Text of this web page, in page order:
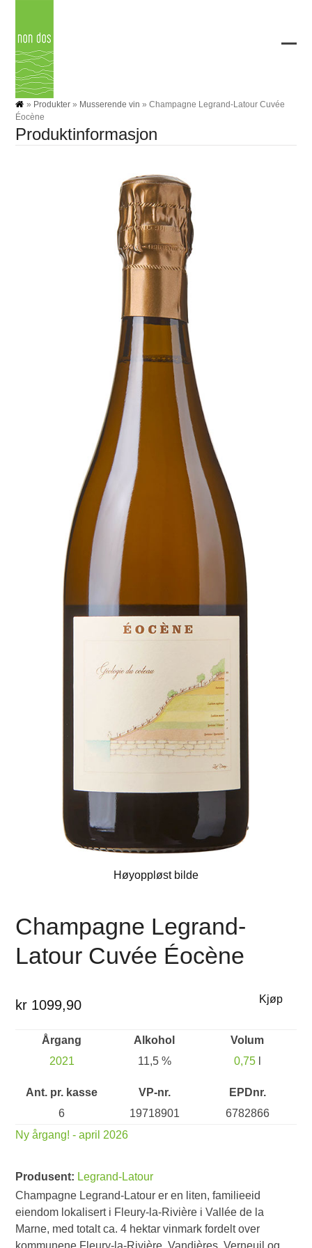
content
» Produkter » Musserende vin »Champagne Legrand-Latour Cuvée
Éocène
Produktinformasjon
Høyoppløst bilde
Champagne Legrand-
Latour Cuvée Éocène
kr 1099,90 Kjøp
Årgang
2021
Alkohol
11,5 %
Volum
0,75l
Ant. pr. kasse
6
VP-nr.
19718901
EPDnr.
6782866
Ny årgang! - april 2026
Produsent: Legrand-Latour
Champagne Legrand-Latour er en liten, familieeid
eiendom lokalisert i Fleury-la-Rivière i Vallée de la
Marne, med totalt ca. 4 hektar vinmark fordelt over